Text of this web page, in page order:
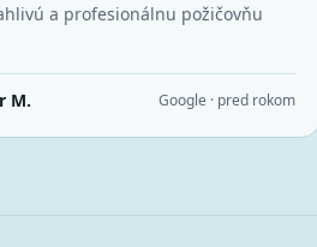
a profesionálnu požičovňu
M. Google · pred rokom